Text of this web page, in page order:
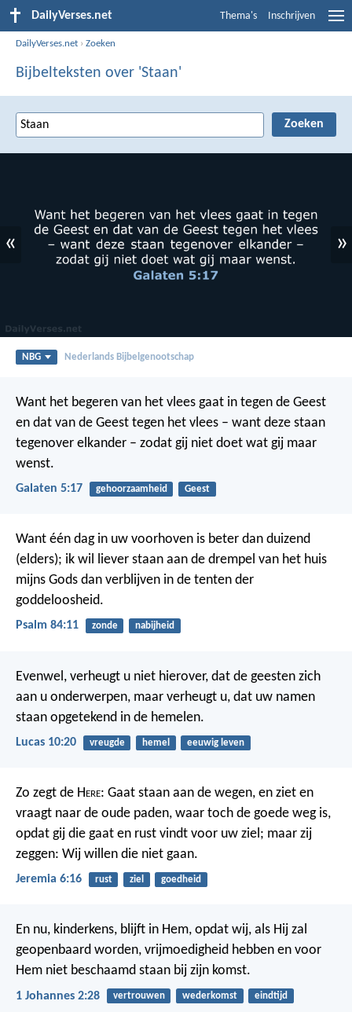
DailyVerses.net Thema's Inschrijven
DailyVerses.net ›Zoeken
Bijbelteksten over 'Staan'
« »
NBG Nederlands Bijbelgenootschap
Want het begeren van het vlees gaat in tegen de Geest
en dat van de Geest tegen het vlees – want deze staan
tegenover elkander – zodat gij niet doet wat gij maar
wenst.
Galaten 5:17 gehoorzaamheid Geest
Want één dag in uw voorhoven is beter dan duizend
(elders); ik wil liever staan aan de drempel van het huis
mijns Gods dan verblijven in de tenten der
goddeloosheid.
Psalm 84:11 zonde nabijheid
Evenwel, verheugt u niet hierover, dat de geesten zich
aan u onderwerpen, maar verheugt u, dat uw namen
staan opgetekend in de hemelen.
Lucas 10:20 vreugde hemel eeuwig leven
Zo zegt de Here: Gaat staan aan de wegen, en ziet en
vraagt naar de oude paden, waar toch de goede weg is,
opdat gij die gaat en rust vindt voor uw ziel; maar zij
zeggen: Wij willen die niet gaan.
Jeremia 6:16 rust ziel goedheid
En nu, kinderkens, blijft in Hem, opdat wij, als Hij zal
geopenbaard worden, vrijmoedigheid hebben en voor
Hem niet beschaamd staan bij zijn komst.
1 Johannes 2:28 vertrouwen wederkomst eindtijd